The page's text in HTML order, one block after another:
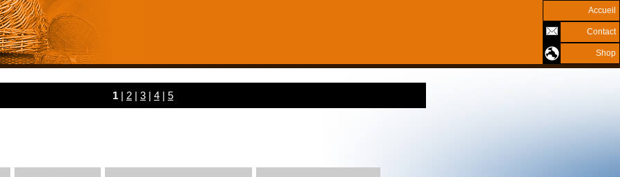
Accueil
Contact
Shop
1 | 2 | 3 | 4 | 5